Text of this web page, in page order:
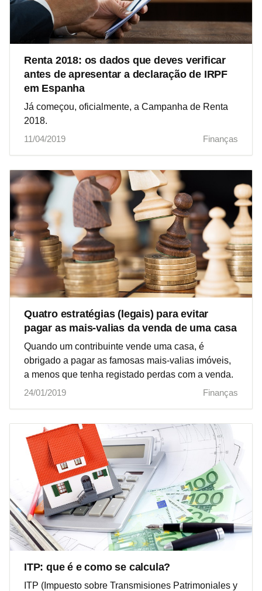
Renta 2018: os dados que deves verificar
antes de apresentar a declaração de IRPF
em Espanha
Já começou, oficialmente, a Campanha de Renta
2018.
11/04/2019
Finanças
Quatro estratégias (legais) para evitar
pagar as mais-valias da venda de uma casa
Quando um contribuinte vende uma casa, é
obrigado a pagar as famosas mais-valias imóveis,
a menos que tenha registado perdas com a venda.
24/01/2019
Finanças
ITP: que é e como se calcula?
ITP (Impuesto sobre Transmisiones Patrimoniales y